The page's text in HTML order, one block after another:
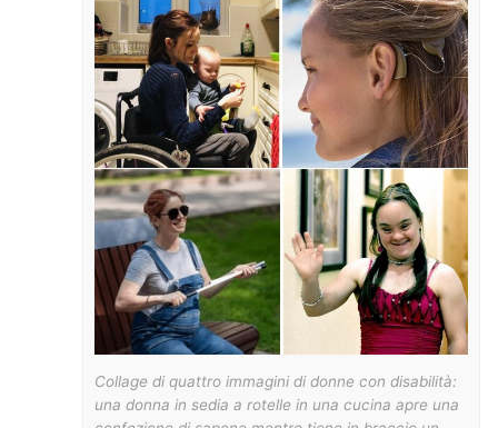
Collage di quattro immagini di donne con disabilità:
una donna in sedia a rotelle in una cucina apre una